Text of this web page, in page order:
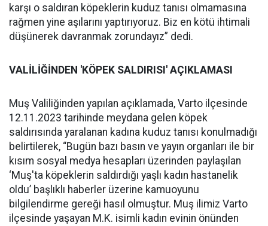
karşı o saldıran köpeklerin kuduz tanısı olmamasına
rağmen yine aşılarını yaptırıyoruz. Biz en kötü ihtimali
düşünerek davranmak zorundayız” dedi.
VALİLİĞİNDEN 'KÖPEK SALDIRISI' AÇIKLAMASI
Muş Valiliğinden yapılan açıklamada, Varto ilçesinde
12.11.2023 tarihinde meydana gelen köpek
saldırısında yaralanan kadına kuduz tanısı konulmadığı
belirtilerek, “Bugün bazı basın ve yayın organları ile bir
kısım sosyal medya hesapları üzerinden paylaşılan
‘Muş'ta köpeklerin saldırdığı yaşlı kadın hastanelik
oldu’ başlıklı haberler üzerine kamuoyunu
bilgilendirme gereği hasıl olmuştur. Muş ilimiz Varto
ilçesinde yaşayan M.K. isimli kadın evinin önünden